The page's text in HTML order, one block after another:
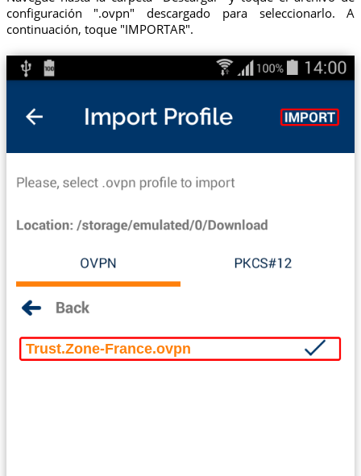
configuración ".ovpn" descargado para seleccionarlo. A
continuación, toque "IMPORTAR".
Trust.Zone-France.ovpn